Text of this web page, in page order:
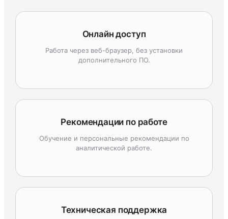
Онлайн доступ
Работа через веб-браузер, без установки
дополнительного ПО.
Рекомендации по работе
Обучение и персональные рекомендации по
аналитической работе.
Техническая поддержка